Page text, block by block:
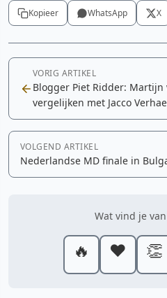
Kopieer WhatsApp X
VORIG ARTIKEL
Blogger Piet Ridder:
vergelijken met Jacco
VOLGEND ARTIKEL
Nederlandse MD finale in
Wat vind je
🔥 ❤️ 👏